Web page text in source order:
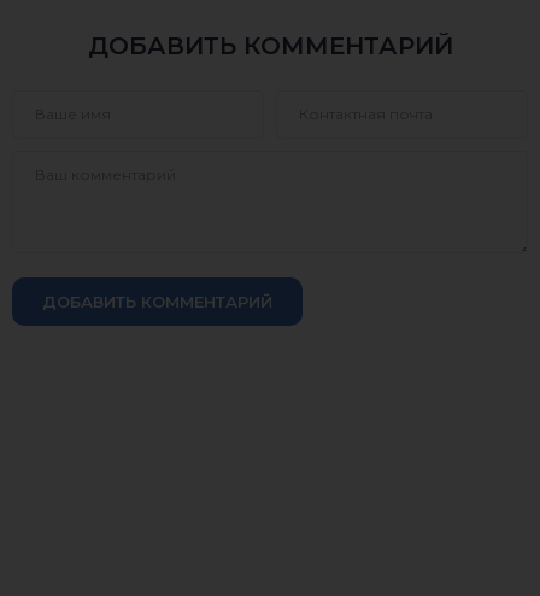
ДОБАВИТЬ КОММЕНТАРИЙ
ДОБАВИТЬ КОММЕНТАРИЙ